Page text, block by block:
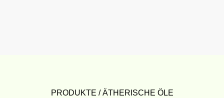
PRODUKTE / ÄTHERISCHE ÖLE